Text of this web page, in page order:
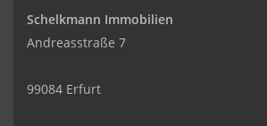
Schelkmann Immobilien
Andreasstraße 7
99084 Erfurt